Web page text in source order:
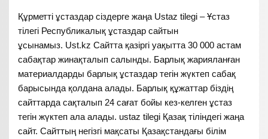
Құрметті ұстаздар сіздерге жаңа Ustaz tilegi – Ұстаз
тілегі Республикалық ұстаздар сайтын
ұсынамыз. Ust.kz Сайтта қазіргі уақытта 30 000 астам
сабақтар жинақталып салынды. Барлық жарияланған
материалдарды барлық ұстаздар тегін жүктеп сабақ
барысында қолдана алады. Барлық құжаттар біздің
сайттарда сақталып 24 сағат бойы кез-келген ұстаз
тегін жүктеп ала алады. ustaz tilegi Қазақ тіліндегі жаңа
сайт. Сайттың негізгі мақсаты Қазақстандағы білім